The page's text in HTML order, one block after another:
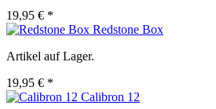
19,95 € *
Redstone Box
Artikel auf Lager.
19,95 € *
Calibron 12